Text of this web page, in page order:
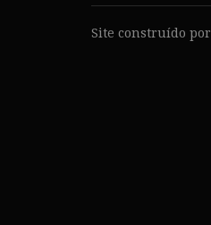
Site construído por